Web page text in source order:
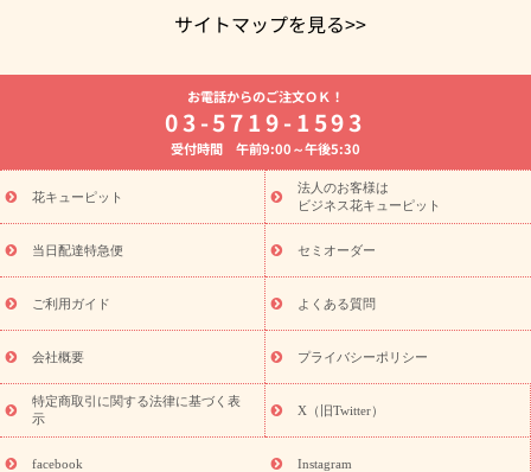
サイトマップを見る>>
よく贈られる花
お祝いの花特集
誕生日フラワーギフト特集
8月の誕生花(トルコキキョウ)
開店・開業祝い
お供え・お悔やみ お供え・お悔やみの花
通夜・葬儀に贈る花 胡蝶蘭・花鉢
ーブドフラワー
季節のイベント
ひまわり ギフト・プレゼント
特集
お盆 花（新盆・初盆） 季節のイベント
お盆 花（新
盆・初盆）
お盆 花（新盆・初盆）
お盆・お供え 花とセットギ
フト
お盆・お供え プリザーブドフラワー
ひまわり ギフト・プ
レゼント特集
夏の花贈り・お中元・暑中見舞い 花のギフト特集
敬老の日におくる花ギフト・プレゼント特集
花ギフト・プレゼント特集
敬老の日 花のおすすめランキング
敬
老の日 花鉢植えのギフト・プレゼント特集
敬老の日 花とセットギ
フト・プレゼント特集
敬老の日の花 全てのギフト一覧
キャン
ペーン
映画『ウォーターガーディアンズ』コラボキャンペーン
「きょう誕生日なんです」キャンペーン
誕生日の花を探す
誕生日フラワーギフト 誕生日フラワーギフト特集
お電話からのご注文ＯＫ！
03-5719-1593
受付時間 午前9:00～午後5:30
花キューピット
法人のお客様は
ビジネス花キューピット
当日配達特急便 セミオーダー
ご利用ガイド よくある質問
会社概要 プライバシーポリシー
特定商取引に関する法律に基づく表
示
X（旧Twitter）
facebook Instagram